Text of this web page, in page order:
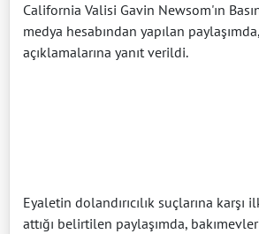
California Valisi Gavin Newsom'ın
medya hesabından yapılan
açıklamalarına yanıt verildi.
Eyaletin dolandırıcılık suçlarına karşı
attığı belirtilen paylaşımda,